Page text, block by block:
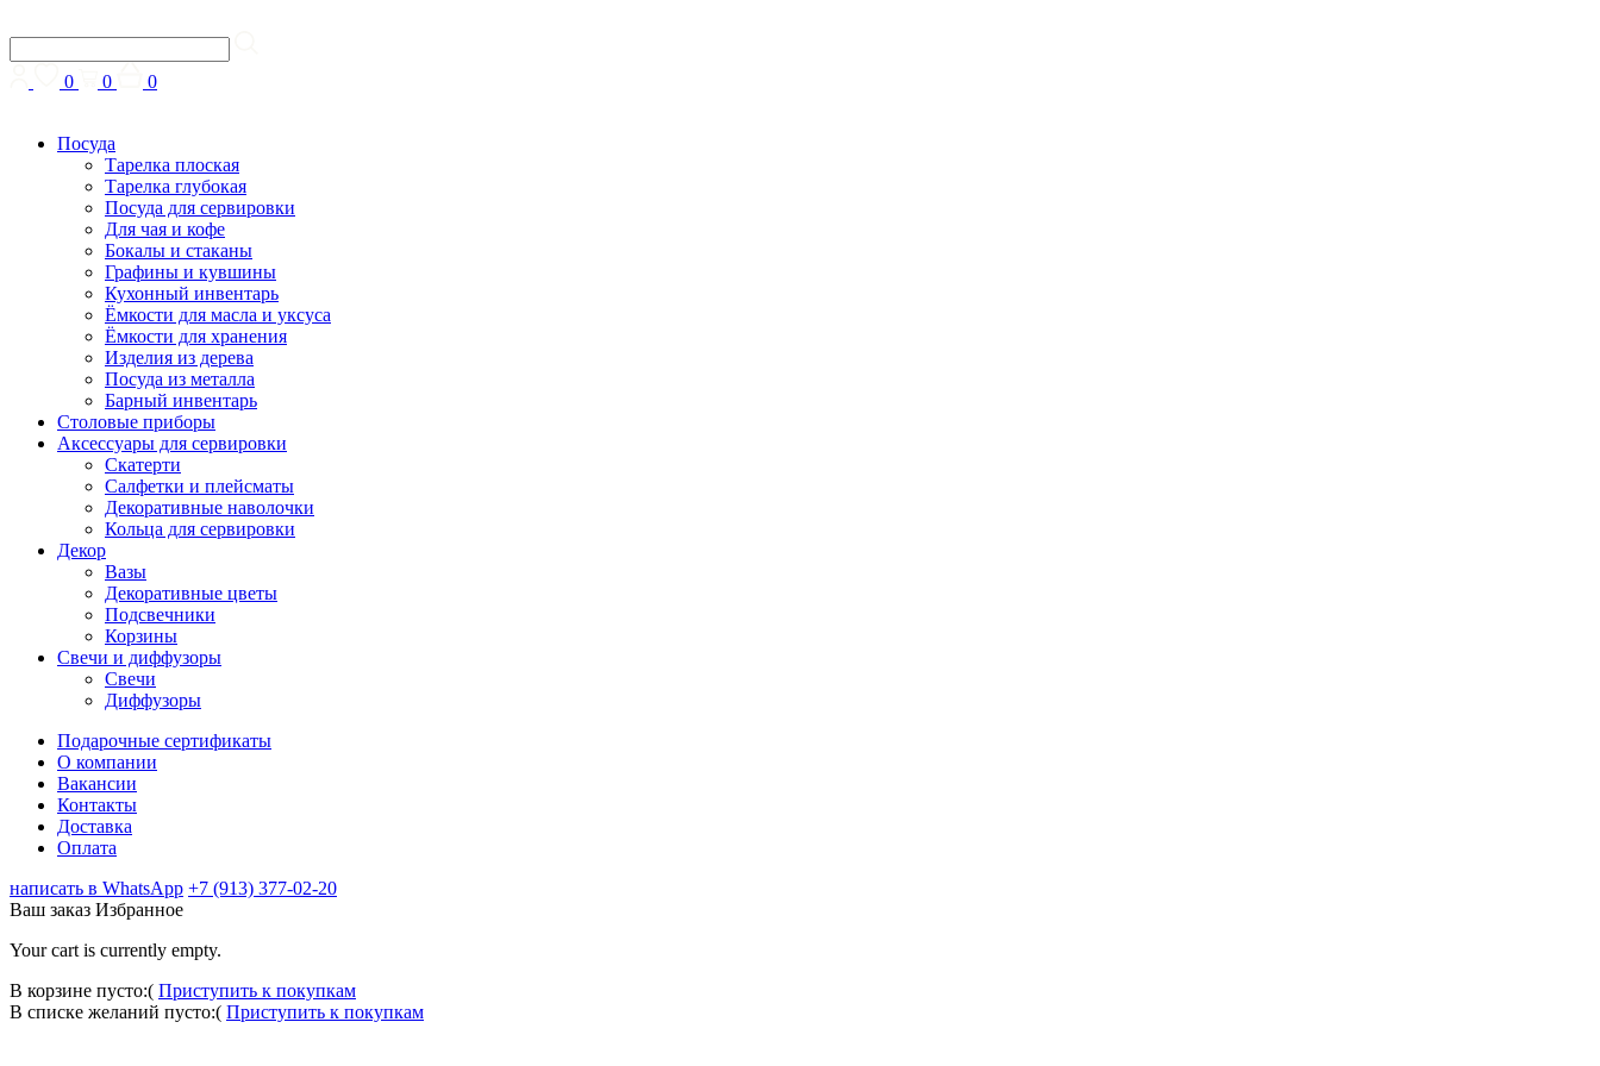
0 0 0
Посуда
Тарелка плоская
Тарелка глубокая
Посуда для сервировки
Для чая и кофе
Бокалы и стаканы
Графины и кувшины
Кухонный инвентарь
Ёмкости для масла и уксуса
Ёмкости для хранения
Изделия из дерева
Посуда из металла
Барный инвентарь
Столовые приборы
Аксессуары для сервировки
Скатерти
Cалфетки и плейсматы
Декоративные наволочки
Кольца для сервировки
Декор
Вазы
Декоративные цветы
Подсвечники
Корзины
Свечи и диффузоры
Свечи
Диффузоры
Подарочные сертификаты
О компании
Вакансии
Контакты
Доставка
Оплата
написать в WhatsApp +7 (913) 377-02-20
Ваш заказ Избранное
Your cart is currently empty.
В корзине пусто:( Приступить к покупкам
В списке желаний пусто:( Приступить к покупкам